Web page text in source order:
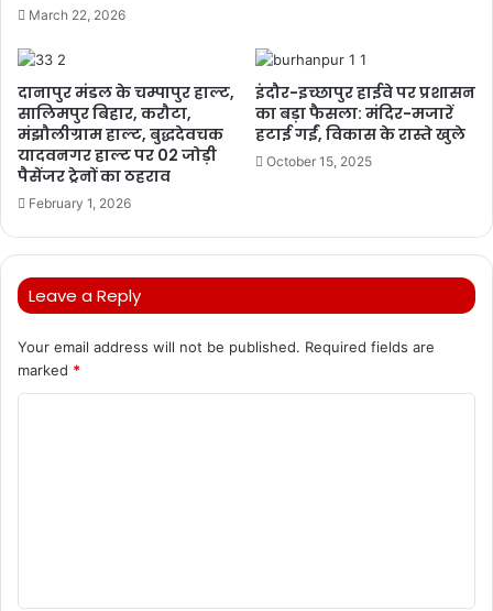
March 22, 2026
दानापुर मंडल के चम्पापुर हाल्ट,
सालिमपुर बिहार, करौटा,
मंझौलीग्राम हाल्ट, बुद्धदेवचक
यादवनगर हाल्ट पर 02 जोड़ी
पैसेंजर ट्रेनों का ठहराव
February 1, 2026
इंदौर-इच्छापुर हाईवे पर प्रशासन
का बड़ा फैसला: मंदिर-मजारें
हटाई गईं, विकास के रास्ते खुले
October 15, 2025
Leave a Reply
Your email address will not be published. Required fields are
marked *
t